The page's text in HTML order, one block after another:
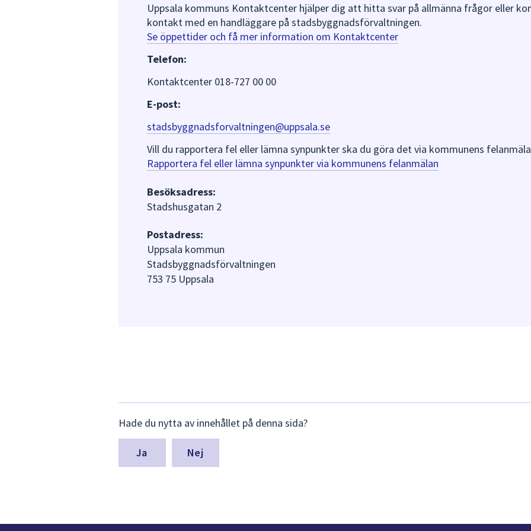
Uppsala kommuns Kontaktcenter hjälper dig att hitta svar på allmänna frågor eller
kontakt med en handläggare på stadsbyggnadsförvaltningen.
Se öppettider och få mer information om Kontaktcenter
Telefon:
Kontaktcenter 018-727 00 00
E-post:
stadsbyggnadsforvaltningen@uppsala.se
Vill du rapportera fel eller lämna synpunkter ska du göra det via kommunens
Rapportera fel eller lämna synpunkter via kommunens felanmälan
Besöksadress:
Stadshusgatan 2
Postadress:
Uppsala kommun
Stadsbyggnadsförvaltningen
753 75 Uppsala
synpunkter
för
denna
Hade du nytta av innehållet på denna sida?
Nej